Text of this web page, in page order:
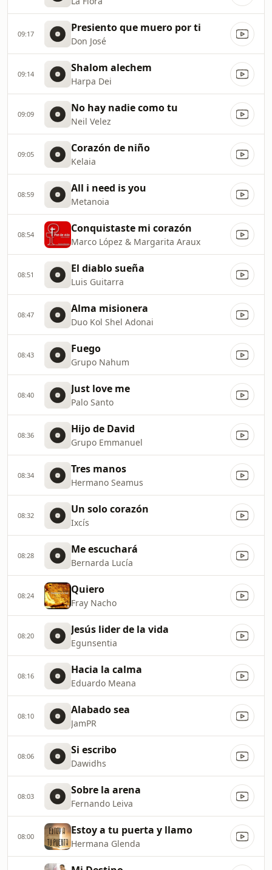
09:17 Presiento que muero por ti
Don José
09:14 Shalom alechem
Harpa Dei
09:09 No hay nadie como tu
Neil Velez
09:05 Corazón de niño
Kelaia
08:59 All i need is you
Metanoia
08:54 Conquistaste mi corazón
Marco López & Margarita Araux
08:51 El diablo sueña
Luis Guitarra
08:47 Alma misionera
Duo Kol Shel Adonai
08:43 Fuego
Grupo Nahum
08:40 Just love me
Palo Santo
08:36 Hijo de David
Grupo Emmanuel
08:34 Tres manos
Hermano Seamus
08:32 Un solo corazón
Ixcís
08:28 Me escuchará
Bernarda Lucía
08:24 Quiero
Fray Nacho
08:20 Jesús lider de la vida
Egunsentia
08:16 Hacia la calma
Eduardo Meana
08:10 Alabado sea
JamPR
08:06 Si escribo
Dawidhs
08:03 Sobre la arena
Fernando Leiva
08:00 Estoy a tu puerta y llamo
Hermana Glenda